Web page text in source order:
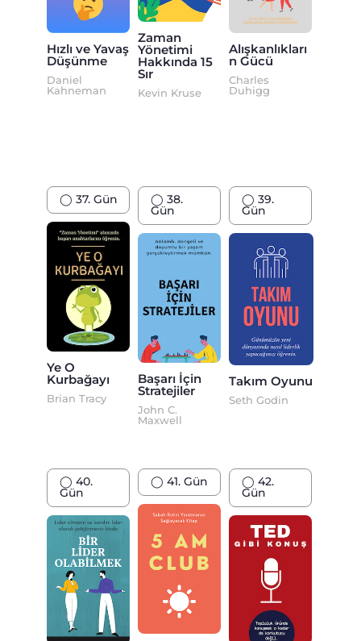
Hızlı ve Yavaş
Düşünme
Daniel
Kahneman
Zaman
Yönetimi
Hakkında 15
Sır
Kevin Kruse
Alışkanlıkları
n Gücü
Charles
Duhigg
◯ 37. Gün
Ye O
Kurbağayı
Brian Tracy
◯ 38.
Gün
Başarı İçin
Stratejiler
John C.
Maxwell
◯ 39.
Gün
Takım Oyunu
Seth Godin
◯ 40.
Gün
◯ 41. Gün ◯ 42.
Gün